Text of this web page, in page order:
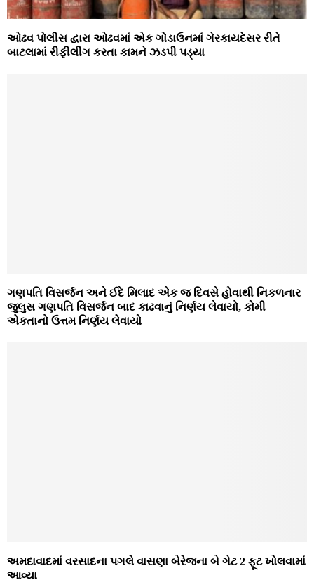
ઓઢવ પોલીસ દ્વારા ઓઢવમાં એક ગોડાઉનમાં ગેરકાયદેસર રીતે
બાટલામાં રીફીલીંગ કરતા કામને ઝડપી પડ્યા
ગણપતિ વિસર્જન અને ઈદે મિલાદ એક જ દિવસે હોવાથી નિકળનાર
જુલુસ ગણપતિ વિસર્જન બાદ કાઢવાનું નિર્ણય લેવાયો, કોમી
એકતાનો ઉત્તમ નિર્ણય લેવાયો
અમદાવાદમાં વરસાદના પગલે વાસણા બેરેજના બે ગેટ 2 ફૂટ ખોલવામાં
આવ્યા